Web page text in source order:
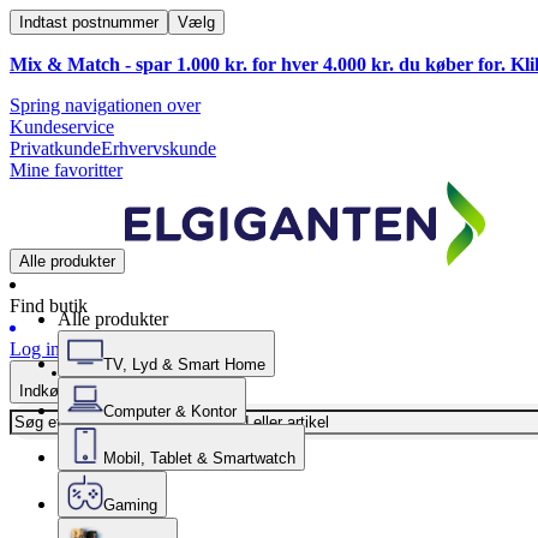
Indtast postnummer Vælg
Mix & Match - spar 1.000 kr. for hver 4.000 kr. du køber for.
Spring navigationen over
Kundeservice
PrivatkundeErhvervskunde
Mine favoritter
Alle produkter
Find butik
Log ind
Indkøbskurv
Alle produkter
TV, Lyd & Smart Home
Computer & Kontor
Mobil, Tablet & Smartwatch
Gaming